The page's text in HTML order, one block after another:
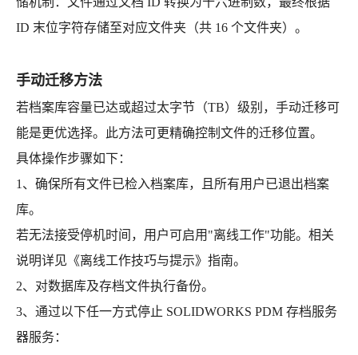
ID 末位字符存储至对应文件夹（共 16 个文件夹）。
手动迁移方法
若档案库容量已达或超过太字节（TB）级别，手动迁移可
能是更优选择。此方法可更精确控制文件的迁移位置。
具体操作步骤如下：
1、确保所有文件已检入档案库，且所有用户已退出档案
库。
若无法接受停机时间，用户可启用"离线工作"功能。相关
说明详见《离线工作技巧与提示》指南。
2、对数据库及存档文件执行备份。
3、通过以下任一方式停止 SOLIDWORKS PDM 存档服务
器服务：